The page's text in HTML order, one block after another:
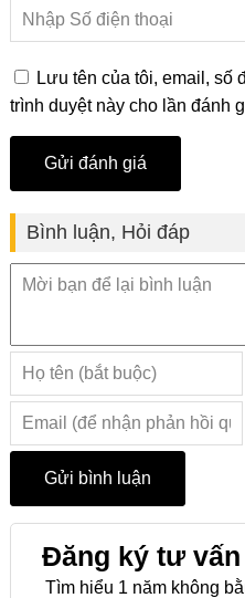
Lưu tên của tôi, email, số
trình duyệt này cho lần đánh
Bình luận, Hỏi đáp
Đăng ký tư
Tìm hiểu 1 năm không